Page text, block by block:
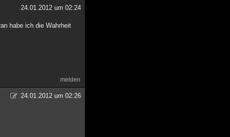
24.01.2012 um 02:24
habe ich die Wahrheit
melden
24.01.2012 um 02:26